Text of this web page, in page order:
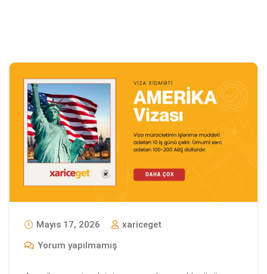
Mayıs 17, 2026
xariceget
Yorum yapılmamış